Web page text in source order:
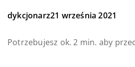
dykcjonarz21 września 2021
Potrzebujesz ok. 2 min. aby